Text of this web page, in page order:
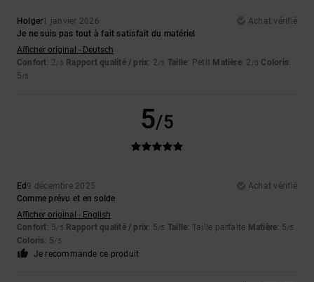
Holger1 janvier 2026
Achat vérifié
Je ne suis pas tout à fait satisfait du matériel
Afficher original - Deutsch
Confort: 2/5 Rapport qualité / prix: 2/5 Taille: Petit Matière: 2 /5 Coloris:
5/5
5/5
Ed 9 décembre 2025
Achat vérifié
Comme prévu et en solde
Afficher original - English
Confort: 5/5 Rapport qualité / prix: 5/5 Taille: Taille parfaite Matière: 5/5
Coloris: 5/5
Je recommande ce produit